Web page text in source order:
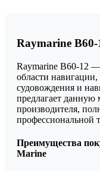
Raymarine
Raymarine B60-12
области навигации,
судовождения и
предлагает данную
производителя,
профессиональной
Преимущества
Marine